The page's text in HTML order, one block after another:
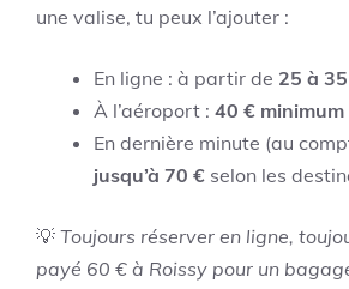
une valise, tu peux l’ajouter :
En ligne : à partir de 25 à
À l’aéroport : 40 € minimum
En dernière minute (au
jusqu’à 70 € selon les
💡 Toujours réserver en ligne,
payé 60 € à Roissy pour un